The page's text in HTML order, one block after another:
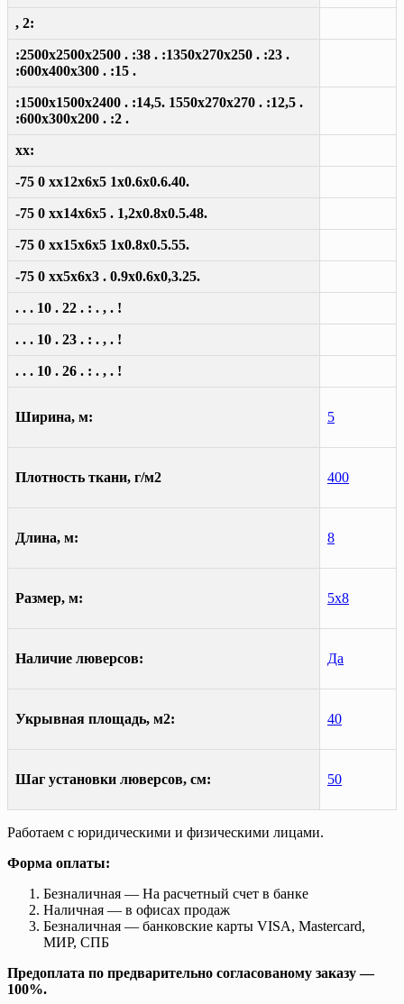
, 2:
:2500x2500x2500 . :38 . :1350x270x250 . :23 .
:600x400x300 . :15 .
:1500x1500x2400 . :14,5. 1550x270x270 . :12,5 .
:600x300x200 . :2 .
xx:
-75 0 xx12x6x5 1x0.6x0.6.40.
-75 0 xx14x6x5 . 1,2x0.8x0.5.48.
-75 0 xx15x6x5 1x0.8x0.5.55.
-75 0 xx5x6x3 . 0.9x0.6x0,3.25.
. . . 10 . 22 . : . , . !
. . . 10 . 23 . : . , . !
. . . 10 . 26 . : . , . !
Ширина, м: 5
Плотность ткани, г/м2 400
Длина, м: 8
Размер, м: 5х8
Наличие люверсов: Да
Укрывная площадь, м2: 40
Шаг установки люверсов, см: 50
Работаем с юридическими и физическими лицами.
Форма оплаты:
Безналичная — На расчетный счет в банке
Наличная — в офисах продаж
Безналичная — банковские карты VISA, Mastercard,
МИР, СПБ
Предоплата по предварительно согласованому заказу —
100%.